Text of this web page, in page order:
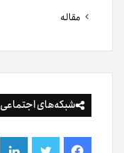
مقاله
شبکه‌های اجتماعی